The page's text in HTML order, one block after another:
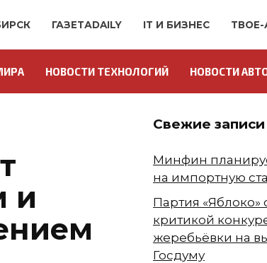
ГАЗЕТАDAILY IT И БИЗНЕС
НОВОСТИ ТЕХНОЛОГИЙ НОВОСТИ
и
Свежие записи
Минфин
на импортную
Партия «Яблоко»
критикой
жеребьёвки на
Госдуму